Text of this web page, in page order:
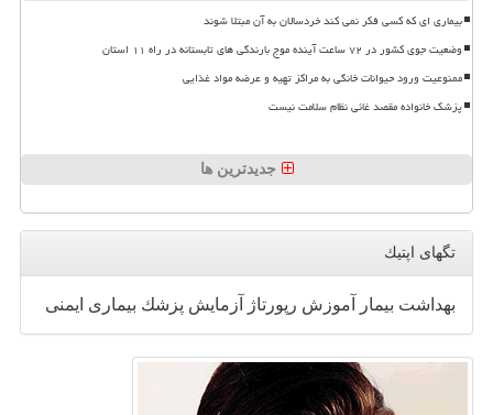
بیماری ای که کسی فکر نمی کند خردسالان به آن مبتلا شوند
وضعیت جوی کشور در ۷۲ ساعت آینده موج بارندگی های تابستانه در راه ۱۱ استان
ممنوعیت ورود حیوانات خانگی به مراکز تهیه و عرضه مواد غذایی
پزشک خانواده مقصد غائی نظام سلامت نیست
جدیدترین ها
تگهای اپتیك
بهداشت بیمار آموزش رپورتاژ آزمایش پزشك بیماری ایمنی